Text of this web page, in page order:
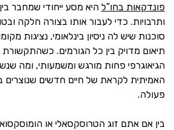
פונדקאות בחו”ל היא מסע ייחודי שמחבר
ותרבויות. כדי לעבור אותו בצורה חלקה
סוכנות שיש לה ניסיון בינלאומי, נציגות
תיאום מדויק בין כל הגורמים.
הגיאוגרפי פחות מורגש ומשמעותי, ומה
האמיתית לקראת של חיים חדשים שנוצרים
פעולה.
בין אם אתם זוג הטרוסקסאלי או